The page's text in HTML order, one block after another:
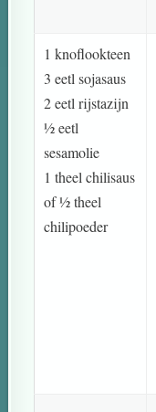
1 knoflookteen
3 eetl sojasaus
2 eetl rijstazijn
½ eetl
sesamolie
1 theel chilisaus
of ½ theel
chilipoeder